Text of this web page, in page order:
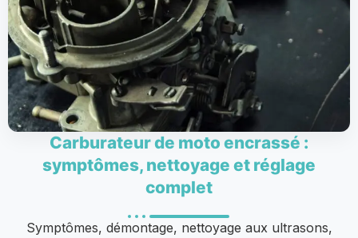
Carburateur de moto encrassé :
symptômes, nettoyage et réglage
complet
Symptômes, démontage, nettoyage aux ultrasons,